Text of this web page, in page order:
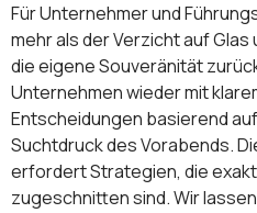
Für Unternehmer und
mehr als der Verzicht auf
die eigene Souveränität
Unternehmen wieder mit
Entscheidungen basierend
Suchtdruck des Vorabends.
erfordert Strategien, die
zugeschnitten sind. Wir